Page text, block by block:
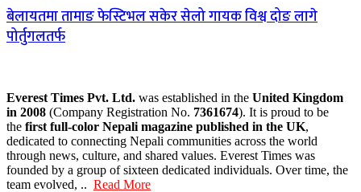
बेलायतमा तामाङ फेस्टिभल सकेर सेलो गायक विश्व दोङ लागे
पोर्तुगलतर्फ
Everest Times Pvt. Ltd. was established in the United Kingdom
in 2008 (Company Registration No. 7361674). It is proud to be
the first full-color Nepali magazine published in the UK,
dedicated to connecting Nepali communities across the world
through news, culture, and shared values. Everest Times was
founded by a group of sixteen dedicated individuals. Over time, the
team evolved, .. Read More